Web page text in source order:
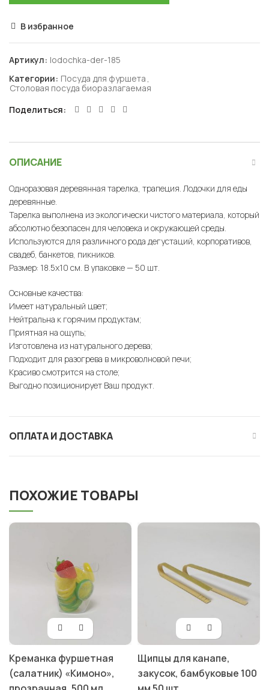
В избранное
Артикул: lodochka-der-185
Категории: Посуда для фуршета ,
Столовая посуда биоразлагаемая
Поделиться
ОПИСАНИЕ
Одноразовая деревянная тарелка, трапеция. Лодочки для еды
деревянные.
Тарелка выполнена из экологически чистого материала, который
абсолютно безопасен для человека и окружающей среды.
Используются для различного рода дегустаций, корпоративов,
свадеб, банкетов, пикников.
Размер: 18.5х10 см. В упаковке — 50 шт.
Основные качества:
Имеет натуральный цвет;
Нейтральна к горячим продуктам;
Приятная на ощупь;
Изготовлена из натурального дерева;
Подходит для разогрева в микроволновой печи;
Красиво смотрится на столе;
Выгодно позиционирует Ваш продукт.
ОПЛАТА И ДОСТАВКА
ПОХОЖИЕ ТОВАРЫ
Креманка фуршетная
(салатник) «Кимоно»,
Щипцы для канапе,
закусок, бамбуковые 100